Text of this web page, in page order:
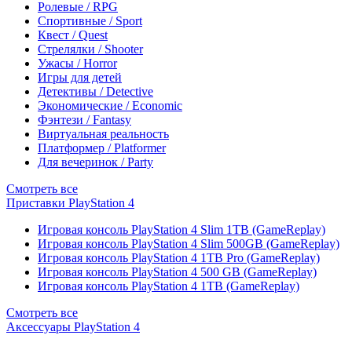
Ролевые / RPG
Спортивные / Sport
Квест / Quest
Стрелялки / Shooter
Ужасы / Horror
Игры для детей
Детективы / Detective
Экономические / Economic
Фэнтези / Fantasy
Виртуальная реальность
Платформер / Platformer
Для вечеринок / Party
Смотреть все
Приставки PlayStation 4
Игровая консоль PlayStation 4 Slim 1TB (GameReplay)
Игровая консоль PlayStation 4 Slim 500GB (GameReplay)
Игровая консоль PlayStation 4 1TB Pro (GameReplay)
Игровая консоль PlayStation 4 500 GB (GameReplay)
Игровая консоль PlayStation 4 1TB (GameReplay)
Смотреть все
Аксессуары PlayStation 4